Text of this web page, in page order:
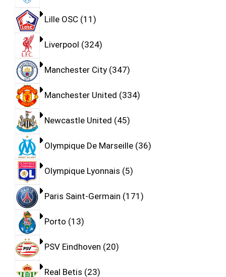
Lille OSC 11
Liverpool 324
Manchester City 347
Manchester United 334
Newcastle United 45
Olympique De Marseille 36
Olympique Lyonnais 5
Paris Saint-Germain 171
Porto 13
PSV Eindhoven 20
Real Betis 23